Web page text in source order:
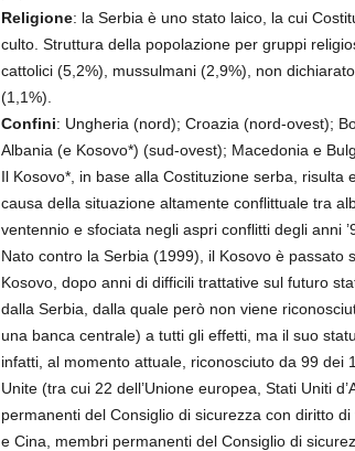
Religione: la Serbia è uno stato laico, la cui
culto. Struttura della popolazione per gruppi
cattolici (5,2%), mussulmani (2,9%), non
(1,1%).
Confini: Ungheria (nord); Croazia (nord-ovest);
Albania (e Kosovo*) (sud-ovest); Macedonia e
Il Kosovo*, in base alla Costituzione serba, risulta
causa della situazione altamente conflittuale tra
ventennio e sfociata negli aspri conflitti degli anni
Nato contro la Serbia (1999), il Kosovo è passato
Kosovo, dopo anni di difficili trattative sul futuro
dalla Serbia, dalla quale però non viene
una banca centrale) a tutti gli effetti, ma il suo
infatti, al momento attuale, riconosciuto da 99 dei
Unite (tra cui 22 dell’Unione europea, Stati Uniti
permanenti del Consiglio di sicurezza con diritto
e Cina, membri permanenti del Consiglio di